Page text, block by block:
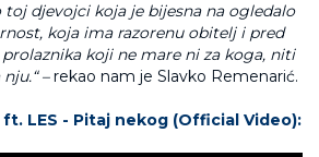
djevojci koja je bijesna na ogledalo
koja ima razorenu obitelj i pred
koji ne mare ni za koga, niti
–rekao nam je Slavko Remenarić.
ft. LES - Pitaj nekog (Official Video):